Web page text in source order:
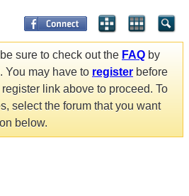
sure to check out the FAQ by
You may have to register before
link above to proceed. To
select the forum that you want
below.